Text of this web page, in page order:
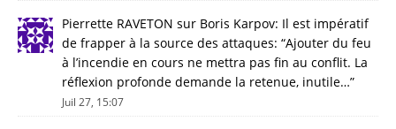
Pierrette RAVETON sur Boris Karpov: Il est impératif
de frapper à la source des attaques: “Ajouter du feu
à l’incendie en cours ne mettra pas fin au conflit. La
réflexion profonde demande la retenue, inutile…”
Juil 27, 15:07